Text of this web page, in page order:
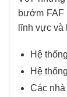
bướm
lĩnh vực và
Hệ
Hệ
Các